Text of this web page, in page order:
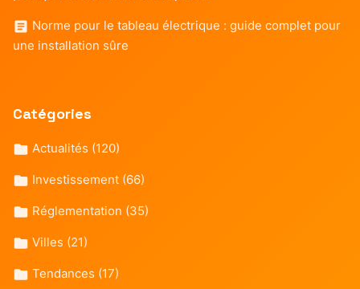
Norme pour le tableau électrique : guide complet pour
une installation sûre
Catégories
Actualités (120)
Investissement (66)
Réglementation (35)
Villes (21)
Tendances (17)